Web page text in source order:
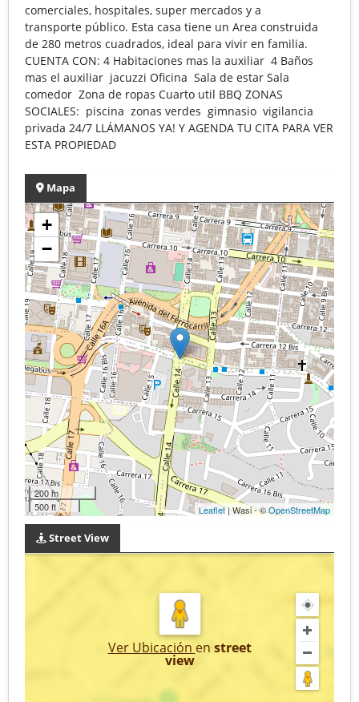
comerciales, hospitales, super mercados y a
transporte público. Esta casa tiene un Area construida
de 280 metros cuadrados, ideal para vivir en familia.
CUENTA CON: 4 Habitaciones mas la auxiliar 4 Baños
mas el auxiliar jacuzzi Oficina Sala de estar Sala
comedor Zona de ropas Cuarto util BBQ ZONAS
SOCIALES: piscina zonas verdes gimnasio vigilancia
privada 24/7 LLÁMANOS YA! Y AGENDA TU CITA PARA VER
ESTA PROPIEDAD
Mapa
+
−
200 m
500 ft
Leaflet| Wasi - ©OpenStreetMap
Street View
Ver Ubicación en street
view